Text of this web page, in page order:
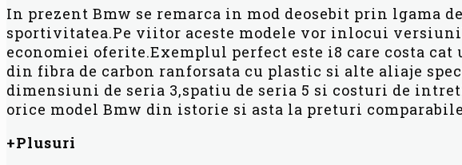
In prezent Bmw se remarca in mod deosebit prin lgama
sportivitatea.Pe viitor aceste modele vor inlocui
economiei oferite.Exemplul perfect este i8 care costa cat
din fibra de carbon ranforsata cu plastic si alte aliaje
dimensiuni de seria 3,spatiu de seria 5 si costuri de
orice model Bmw din istorie si asta la preturi
+Plusuri